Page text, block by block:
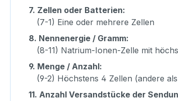
7. Zellen oder Batterien:
(7-1) Eine oder mehrere Zellen
8. Nennenergie / Gramm:
(8-11) Natrium-Ionen-Zelle mit
9. Menge / Anzahl:
(9-2) Höchstens 4 Zellen (andere
11. Anzahl Versandstücke der